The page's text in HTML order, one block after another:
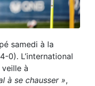
samedi à la
0). L’international
veille à
à se chausser »,